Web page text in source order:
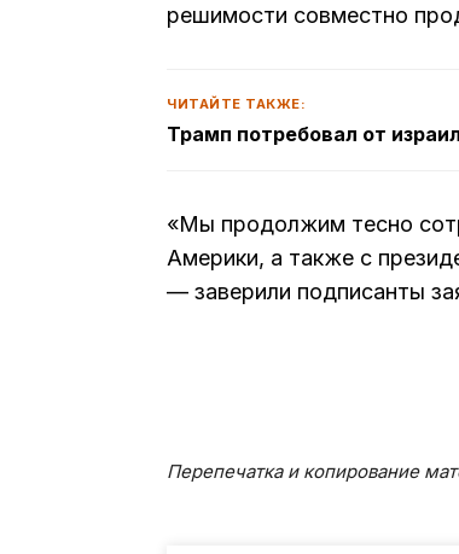
решимости совместно
ЧИТАЙТЕ ТАКЖЕ:
Трамп потребовал от
«Мы продолжим тесно
Америки, а также с
— заверили подписанты
Перепечатка и копирование